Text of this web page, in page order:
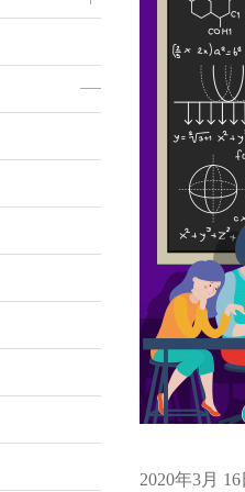
2020年3月 16